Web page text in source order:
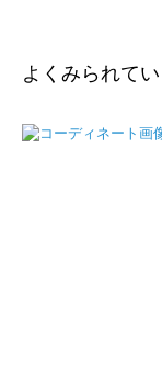
よくみられて